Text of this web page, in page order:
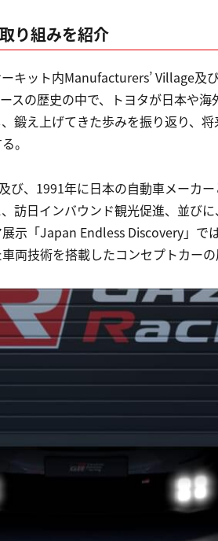
り組みを紹介
キット内Manufacturers’ Village及び
スの歴史の中で、トヨタが日本や
鍛え上げてきた歩みを振り返り、
。
び、1991年に日本の自動車メーカ
訪日インバウンド観光促進、並び
示「Japan Endless Discovery」で
両技術を搭載したコンセプトカーの